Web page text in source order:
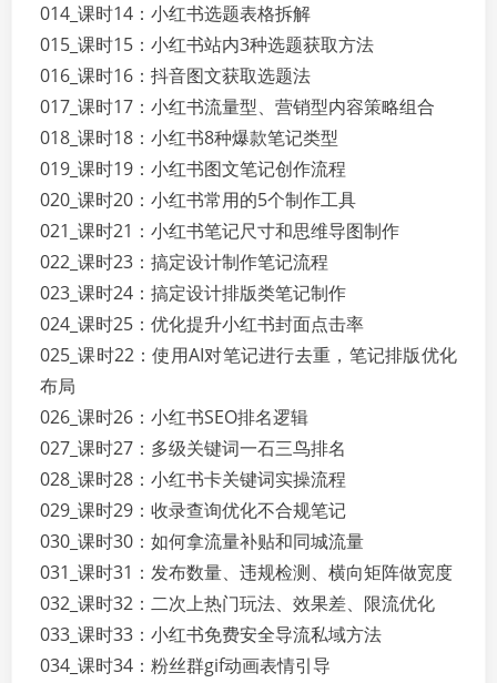
014_课时14：小红书选题表格拆解
015_课时15：小红书站内3种选题获取方法
016_课时16：抖音图文获取选题法
017_课时17：小红书流量型、营销型内容策略组合
018_课时18：小红书8种爆款笔记类型
019_课时19：小红书图文笔记创作流程
020_课时20：小红书常用的5个制作工具
021_课时21：小红书笔记尺寸和思维导图制作
022_课时23：搞定设计制作笔记流程
023_课时24：搞定设计排版类笔记制作
024_课时25：优化提升小红书封面点击率
025_课时22：使用AI对笔记进行去重，笔记排版优化
布局
026_课时26：小红书SEO排名逻辑
027_课时27：多级关键词一石三鸟排名
028_课时28：小红书卡关键词实操流程
029_课时29：收录查询优化不合规笔记
030_课时30：如何拿流量补贴和同城流量
031_课时31：发布数量、违规检测、横向矩阵做宽度
032_课时32：二次上热门玩法、效果差、限流优化
033_课时33：小红书免费安全导流私域方法
034_课时34：粉丝群gif动画表情引导